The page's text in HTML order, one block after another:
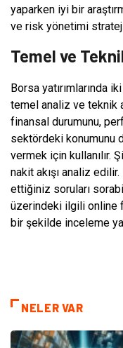
yaparken iyi bir
ve risk yönetimi
Temel ve
Borsa yatırımlarında
temel analiz ve teknik
finansal durumunu,
sektördeki konumunu
vermek için kullanılır.
nakit akışı analiz
ettiğiniz soruları
üzerindeki ilgili online
bir şekilde inceleme
NELER VAR